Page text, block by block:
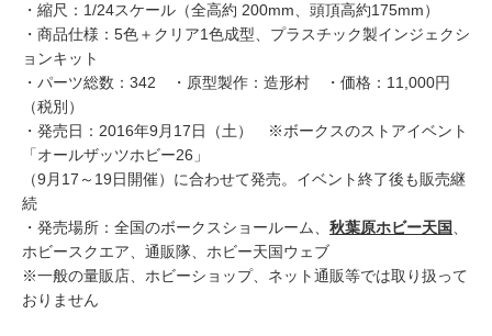
・縮尺：1/24スケール（全高約 200mm、頭頂高約175mm）
・商品仕様：5色＋クリア1色成型、プラスチック製インジェクシ
ョンキット
・パーツ総数：342 ・原型製作：造形村 ・価格：11,000円
（税別）
・発売日：2016年9月17日（土） ※ボークスのストアイベント
「オールザッツホビー26」
（9月17～19日開催）に合わせて発売。イベント終了後も販売継
続
・発売場所：全国のボークスショールーム、 秋葉原ホビー天国
ホビースクエア、通販隊、ホビー天国ウェブ
※一般の量販店、ホビーショップ、ネット通販等では取り扱って
おりません